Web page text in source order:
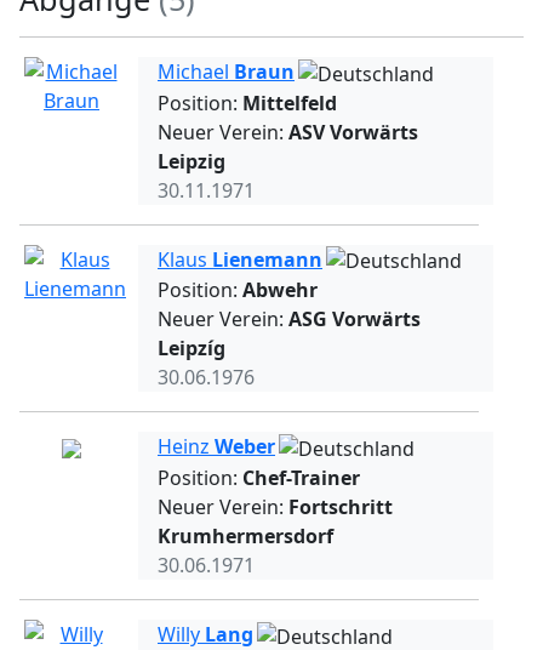
Michael Braun
Position: Mittelfeld
Neuer Verein: ASV Vorwärts
Leipzig
30.11.1971
Klaus Lienemann
Position: Abwehr
Neuer Verein: ASG Vorwärts
Leipzíg
30.06.1976
Heinz Weber
Position: Chef-Trainer
Neuer Verein: Fortschritt
Krumhermersdorf
30.06.1971
Willy Lang